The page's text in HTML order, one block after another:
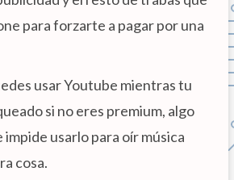
para forzarte a pagar por una
usar Youtube mientras tu
si no eres premium, algo
usarlo para oír música
cosa.